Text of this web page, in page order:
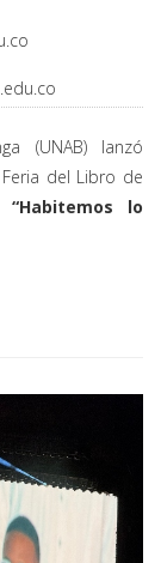
(UNAB) lanzó
del Libro de
“Habitemos lo